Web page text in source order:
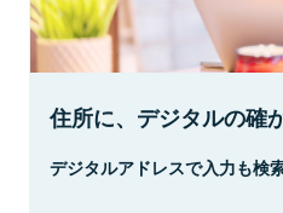
住所に、デジタルの確
デジタルアドレスで入力も検